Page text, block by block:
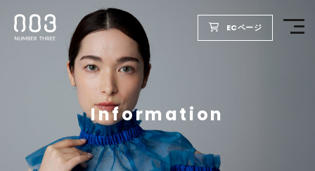
ECページ
Information
TOP
PRODUCTS
WELLBEING REPORT